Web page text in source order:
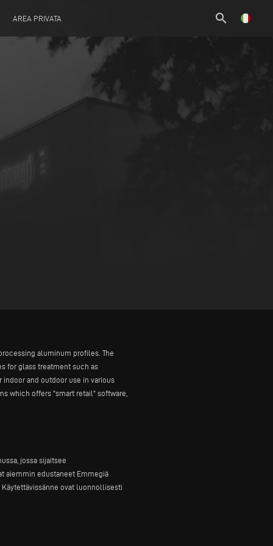
AREA PRIVATA search
aluminum profiles. The
for glass treatment such as
and outdoor use in various
which offers "smart retail" software,
jossa sijaitsee
aiemmin edustaneet Emmegiä
Käytettävissänne ovat luonnollisesti